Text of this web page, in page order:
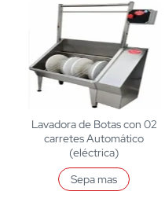
Lavadora de Botas con 02
carretes Automático
(eléctrica)
Sepa mas